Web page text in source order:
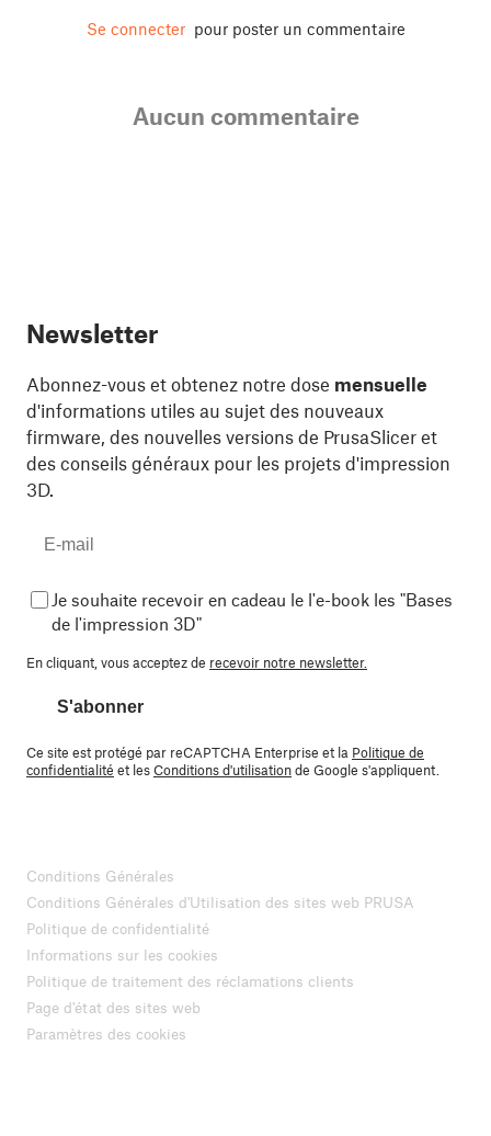
Se connecter pour poster un commentaire
Aucun commentaire
Newsletter
Abonnez-vous et obtenez notre dose mensuelle
d'informations utiles au sujet des nouveaux
firmware, des nouvelles versions de PrusaSlicer et
des conseils généraux pour les projets d'impression
3D.
Je souhaite recevoir en cadeau le l'e-book les "Bases
de l'impression 3D"
En cliquant, vous acceptez de recevoir notre newsletter.
S'abonner
Ce site est protégé par reCAPTCHA Enterprise et la Politique de
confidentialité et lesConditions d'utilisationde Google s'appliquent.
Conditions Générales
Conditions Générales d'Utilisation des sites web PRUSA
Politique de confidentialité
Informations sur les cookies
Politique de traitement des réclamations clients
Page d'état des sites web
Paramètres des cookies